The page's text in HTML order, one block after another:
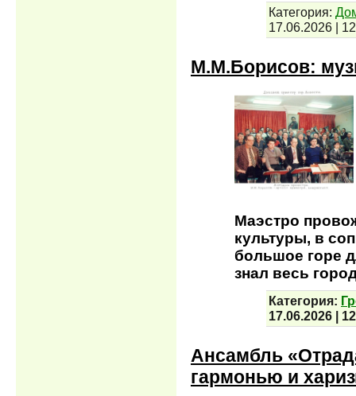
Категория:
17.06.2026 |
М.М.Борисов:
Маэстро
культуры, в
большое горе
знал весь
Категория:
17.06.2026 |
Ансамбль
гармонью и